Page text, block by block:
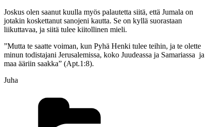
Joskus olen saanut kuulla myös palautetta siitä, että Jumala on
jotakin koskettanut sanojeni kautta. Se on kyllä suorastaan
liikuttavaa, ja siitä tulee kiitollinen mieli.
”Mutta te saatte voiman, kun Pyhä Henki tulee teihin, ja te olette
minun todistajani Jerusalemissa, koko Juudeassa ja Samariassa ja
maa ääriin saakka” (Apt.1:8).
Juha